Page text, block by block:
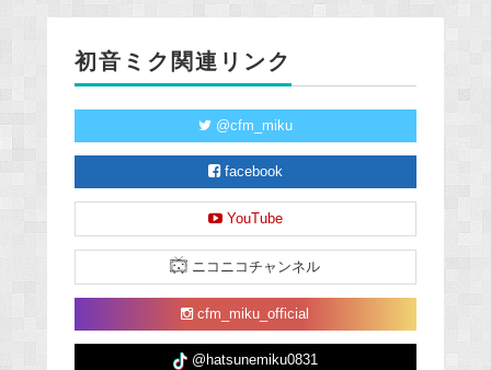
初音ミク関連リンク
@cfm_miku
facebook
YouTube
ニコニコチャンネル
cfm_miku_official
@hatsunemiku0831